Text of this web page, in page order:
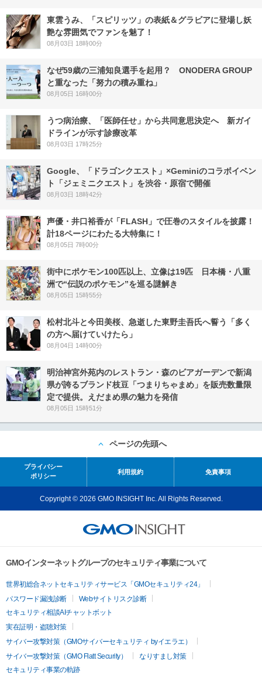
東雲うみ、「スピリッツ」の表紙＆グラビアに登場し妖
艶な雰囲気でファンを魅了！
08月03日 18時00分
なぜ59歳の三浦知良選手を起用？ ONODERA GROUP
と重なった「努力の積み重ね」
08月05日 16時00分
うつ病治療、「医師任せ」から共同意思決定へ 新ガイ
ドラインが示す診療改革
08月03日 17時25分
Google、「ドラゴンクエスト」×Geminiのコラボイベン
ト「ジェミニクエスト」を渋谷・原宿で開催
08月03日 18時42分
声優・井口裕香が「FLASH」で圧巻のスタイルを披露！
計18ページにわたる大特集に！
08月05日 7時00分
街中にポケモン100匹以上、立像は19匹 日本橋・八重
洲で“伝説のポケモン”を巡る謎解き
08月05日 15時55分
松村北斗と今田美桜、急逝した東野圭吾氏へ誓う「多く
の方へ届けていけたら」
08月04日 14時00分
明治神宮外苑内のレストラン・森のビアガーデンで新潟
県が誇るブランド枝豆「つまりちゃまめ」を販売数量限
定で提供。えだまめ県の魅力を発信
08月05日 15時51分
ページの先頭へ
プライバシー
ポリシー
利用規約 免責事項
Copyright © 2026 GMO INSIGHT Inc. All Rights Reserved.
GMOインターネットグループのセキュリティ事業について
世界初総合ネットセキュリティサービス「GMOセキュリティ24」
パスワード漏洩診断
Webサイトリスク診断
セキュリティ相談AIチャットボット
実在証明・盗聴対策
サイバー攻撃対策（GMOサイバーセキュリティ byイエラエ）
サイバー攻撃対策（GMO Flatt Security）
なりすまし対策
セキュリティ事業の軌跡